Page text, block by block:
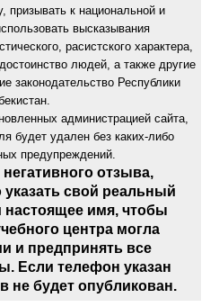
призывать к национальной и
высказывания
расистского характера,
людей, а также другие
законодательство Республики
администрацией сайта,
будет удален без каких-либо
предупреждений.
отзыва,
свой реальный
имя, чтобы
центра могла
и предпринять все
Если телефон указан
не будет опубликован.